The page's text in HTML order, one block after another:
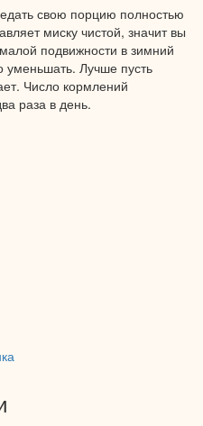
свою порцию полностью
миску чистой, значит вы
малой подвижности в зимний
Лучше пусть
Число кормлений
раза в день.